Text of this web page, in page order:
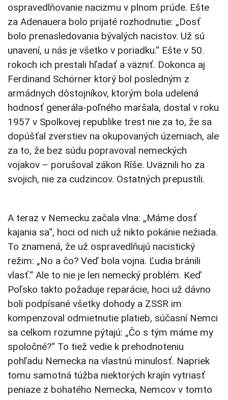
ospravedlňovanie nacizmu v plnom prúde. Ešte
za Adenauera bolo prijaté rozhodnutie: „Dosť
bolo prenasledovania bývalých nacistov. Už sú
unavení, u nás je všetko v poriadku.“ Ešte v 50.
rokoch ich prestali hľadať a väzniť. Dokonca aj
Ferdinand Schörner ktorý bol posledným z
armádnych dôstojníkov, ktorým bola udelená
hodnosť generála-poľného maršala, dostal v roku
1957 v Spolkovej republike trest nie za to, že sa
dopúšťal zverstiev na okupovaných územiach, ale
za to, že bez súdu popravoval nemeckých
vojakov – porušoval zákon Ríše. Uväznili ho za
svojich, nie za cudzincov. Ostatných prepustili.
A teraz v Nemecku začala vlna: „Máme dosť
kajania sa“, hoci od nich už nikto pokánie nežiada.
To znamená, že už ospravedlňujú nacistický
režim: „No a čo? Veď bola vojna. Ľudia bránili
vlasť.“ Ale to nie je len nemecký problém. Keď
Poľsko takto požaduje reparácie, hoci už dávno
boli podpísané všetky dohody a ZSSR im
kompenzoval odmietnutie platieb, súčasní Nemci
sa celkom rozumne pýtajú: „Čo s tým máme my
spoločné?“ To tiež vedie k prehodnoteniu
pohľadu Nemecka na vlastnú minulosť. Napriek
tomu samotná túžba niektorých krajín vytriasť
peniaze z bohatého Nemecka, Nemcov v tomto